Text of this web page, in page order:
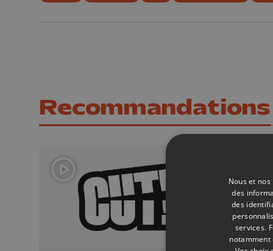
Recommandations
Nous et
des
des
services.
notamment